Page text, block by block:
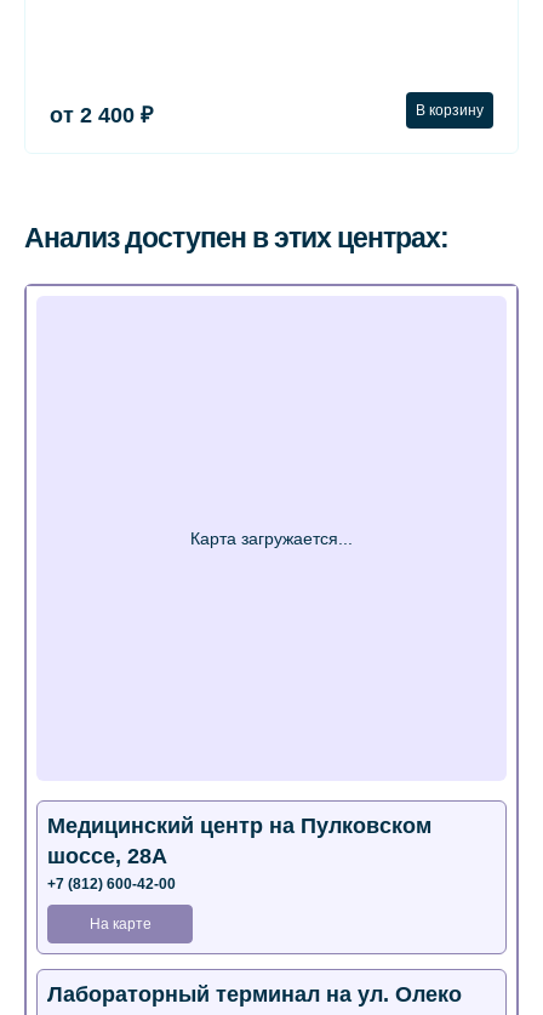
от 2 400 ₽ В корзину
Анализ доступен в этих центрах:
Медицинский центр на Пулковском
шоссе, 28А
+7 (812) 600-42-00
На карте
Лабораторный терминал на ул. Олеко